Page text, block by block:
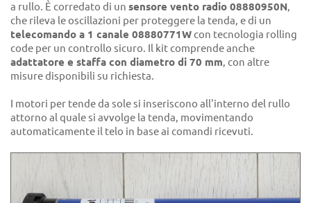
a rullo. È corredato di un sensore vento radio 08880950N,
che rileva le oscillazioni per proteggere la tenda, e di un
telecomando a 1 canale 08880771Wcon tecnologia rolling
code per un controllo sicuro. Il kit comprende anche
adattatore e staffa con diametro di 70 mm, con altre
misure disponibili su richiesta.
I motori per tende da sole si inseriscono all'interno del rullo
attorno al quale si avvolge la tenda, movimentando
automaticamente il telo in base ai comandi ricevuti.